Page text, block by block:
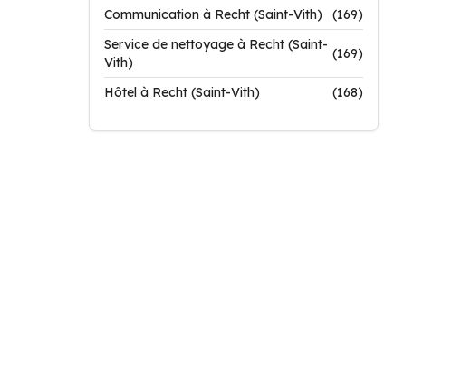
Communication à Recht (Saint-Vith)
(169)
Service de nettoyage à Recht (Saint-
Vith)
(169)
Hôtel à Recht (Saint-Vith) (168)